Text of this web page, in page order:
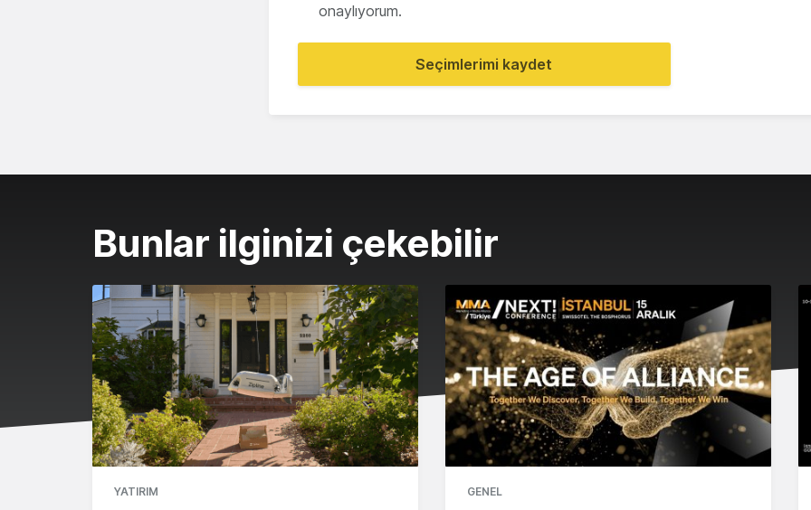
onaylıyorum.
Seçimlerimi kaydet
Bunlar ilginizi çekebilir
YATIRIM GENEL